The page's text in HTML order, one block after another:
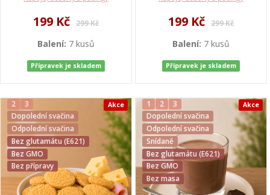
199 Kč 299 Kč
Balení: 7 kusů
Přípravek je skladem
199 Kč 299 Kč
Balení: 7 kusů
Přípravek je skladem
2
3
Dopolední svačina
Odpolední svačina
Bez glutamátu (E621)
Bez GMO
Bez přípravy
Akce 1 2
3
Dopolední svačina
Odpolední svačina
Snídaně
Bez glutamátu (E621)
Bez GMO
Bez masa
Akce